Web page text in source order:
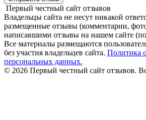
Первый честный сайт отзывов
Владельцы сайта не несут никакой
размещенные отзывы (комментарии,
написавшими отзывы на нашем сайте
Все материалы размещаются
без участия владельцев сайта. Политика
персональных данных.
© 2026 Первый честный сайт отзывов.